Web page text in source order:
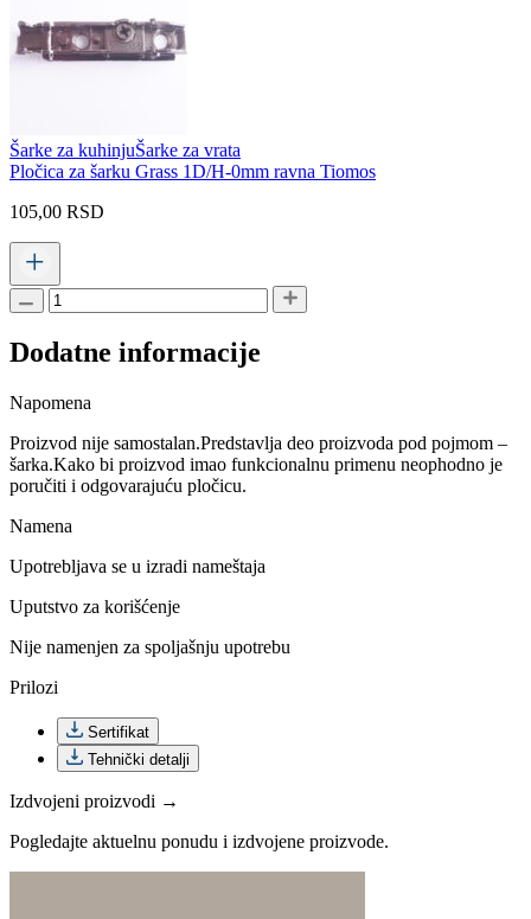
Šarke za kuhinjuŠarke za vrata
Pločica za šarku Grass 1D/H-0mm ravna Tiomos
105,00 RSD
Dodatne informacije
Napomena
Proizvod nije samostalan.Predstavlja deo proizvoda pod pojmom –
šarka.Kako bi proizvod imao funkcionalnu primenu neophodno je
poručiti i odgovarajuću pločicu.
Namena
Upotrebljava se u izradi nameštaja
Uputstvo za korišćenje
Nije namenjen za spoljašnju upotrebu
Prilozi
Sertifikat
Tehnički detalji
Izdvojeni proizvodi →
Pogledajte aktuelnu ponudu i izdvojene proizvode.